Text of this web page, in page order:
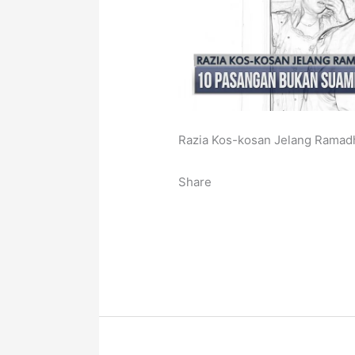
Razia Kos-kosan Jelang
Share